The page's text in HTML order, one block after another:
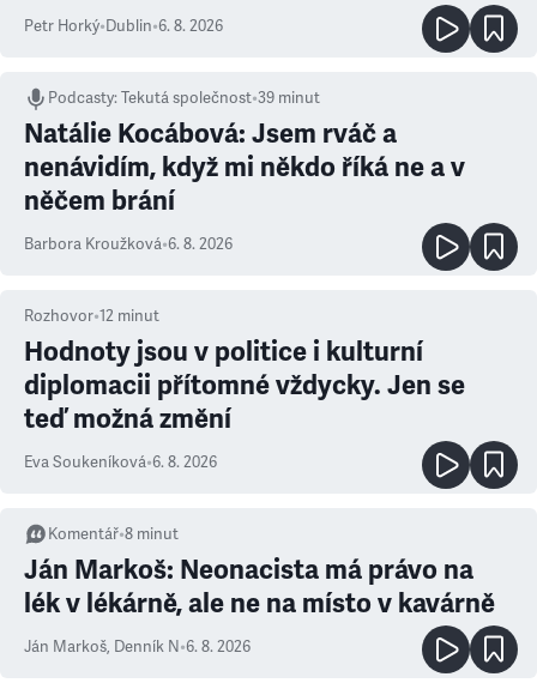
Petr Horký•Dublin•6. 8. 2026
Podcasty:Tekutá společnost•39 minut
Natálie Kocábová: Jsem rváč a
nenávidím, když mi někdo říká ne a v
něčem brání
Barbora Kroužková•6. 8. 2026
Rozhovor•12 minut
Hodnoty jsou v politice i kulturní
diplomacii přítomné vždycky. Jen se
teď možná změní
Eva Soukeníková•6. 8. 2026
Komentář•8 minut
Ján Markoš: Neonacista má právo na
lék v lékárně, ale ne na místo v kavárně
Ján Markoš, Denník N•6. 8. 2026